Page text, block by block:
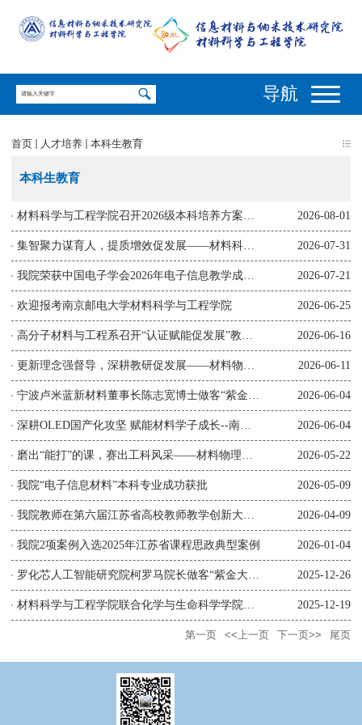
导航
首页 人才培养 本科生教育
本科生教育
2026-08-01
2026-07-31
2026-07-21
欢迎报考南京邮电大学材料科学与工程学院 2026-06-25
2026-06-16
2026-06-11
2026-06-04
2026-06-04
2026-05-22
我院“电子信息材料”本科专业成功获批 2026-05-09
2026-04-09
我院2项案例入选2025年江苏省课程思政典型案例 2026-01-04
2025-12-26
2025-12-19
第一页 <<上一页 下一页>> 尾页